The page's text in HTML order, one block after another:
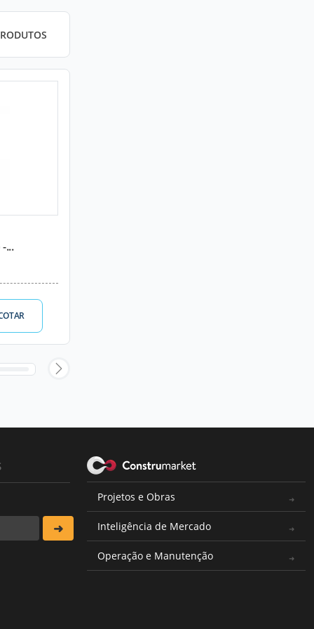
...
Projetos e Obras
Inteligência de Mercado
Operação e Manutenção